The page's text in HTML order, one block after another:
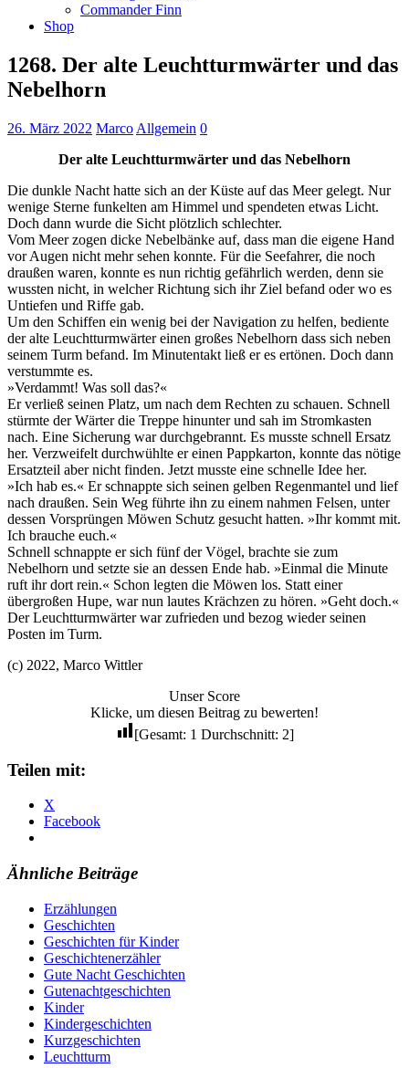
Commander Finn
Shop
1268. Der alte Leuchtturmwärter und das
Nebelhorn
26. März 2022 Marco Allgemein 0
Der alte Leuchtturmwärter und das Nebelhorn
Die dunkle Nacht hatte sich an der Küste auf das Meer gelegt. Nur
wenige Sterne funkelten am Himmel und spendeten etwas Licht.
Doch dann wurde die Sicht plötzlich schlechter.
Vom Meer zogen dicke Nebelbänke auf, dass man die eigene Hand
vor Augen nicht mehr sehen konnte. Für die Seefahrer, die noch
draußen waren, konnte es nun richtig gefährlich werden, denn sie
wussten nicht, in welcher Richtung sich ihr Ziel befand oder wo es
Untiefen und Riffe gab.
Um den Schiffen ein wenig bei der Navigation zu helfen, bediente
der alte Leuchtturmwärter einen großes Nebelhorn dass sich neben
seinem Turm befand. Im Minutentakt ließ er es ertönen. Doch dann
verstummte es.
»Verdammt! Was soll das?«
Er verließ seinen Platz, um nach dem Rechten zu schauen. Schnell
stürmte der Wärter die Treppe hinunter und sah im Stromkasten
nach. Eine Sicherung war durchgebrannt. Es musste schnell Ersatz
her. Verzweifelt durchwühlte er einen Pappkarton, konnte das nötige
Ersatzteil aber nicht finden. Jetzt musste eine schnelle Idee her.
»Ich hab es.« Er schnappte sich seinen gelben Regenmantel und lief
nach draußen. Sein Weg führte ihn zu einem nahmen Felsen, unter
dessen Vorsprüngen Möwen Schutz gesucht hatten. »Ihr kommt mit.
Ich brauche euch.«
Schnell schnappte er sich fünf der Vögel, brachte sie zum
Nebelhorn und setzte sie an dessen Ende hab. »Einmal die Minute
ruft ihr dort rein.« Schon legten die Möwen los. Statt einer
übergroßen Hupe, war nun lautes Krächzen zu hören. »Geht doch.«
Der Leuchtturmwärter war zufrieden und bezog wieder seinen
Posten im Turm.
(c) 2022, Marco Wittler
Unser Score
Klicke, um diesen Beitrag zu bewerten!
[Gesamt: 1 Durchschnitt: 2]
Teilen mit:
X
Facebook
Ähnliche Beiträge
Erzählungen
Geschichten
Geschichten für Kinder
Geschichtenerzähler
Gute Nacht Geschichten
Gutenachtgeschichten
Kinder
Kindergeschichten
Kurzgeschichten
Leuchtturm